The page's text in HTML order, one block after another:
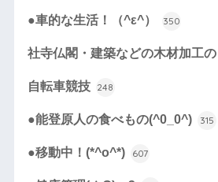
●車的な生活！（^ε^） 350
社寺仏閣・建築などの木材加工
自転車競技 248
●能登原人の食べもの(^0_0^) 315
●移動中！(*^o^*) 607